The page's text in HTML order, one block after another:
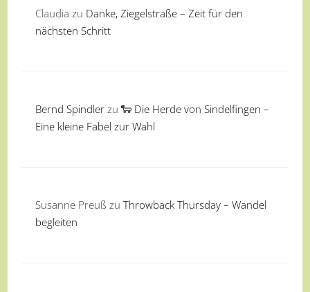
Claudia zu Danke, Ziegelstraße – Zeit für den
nächsten Schritt
Bernd Spindler zu 🐑 Die Herde von Sindelfingen –
Eine kleine Fabel zur Wahl
Susanne Preuß zu Throwback Thursday – Wandel
begleiten